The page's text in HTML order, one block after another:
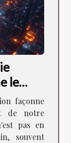
le
façonne
de notre
pas en
souvent